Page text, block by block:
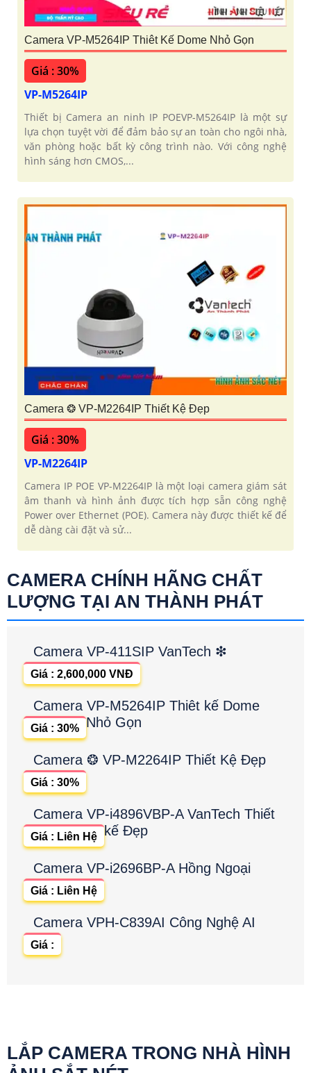
Camera VP-M5264IP Thiêt Kế Dome Nhỏ Gọn
Giá : 30%
VP-M5264IP
Thiết bị Camera an ninh IP POEVP-M5264IP là một sự
lựa chọn tuyệt vời để đảm bảo sự an toàn cho ngôi nhà,
văn phòng hoặc bất kỳ công trình nào. Với công nghệ
hình sáng hơn CMOS,...
Camera ❂ VP-M2264IP Thiết Kệ Đẹp
Giá : 30%
VP-M2264IP
Camera IP POE VP-M2264IP là một loại camera giám sát
âm thanh và hình ảnh được tích hợp sẵn công nghệ
Power over Ethernet (POE). Camera này được thiết kế để
dễ dàng cài đặt và sử...
CAMERA CHÍNH HÃNG CHẤT
LƯỢNG TẠI AN THÀNH PHÁT
Camera VP-411SIP VanTech ❇
Giá : 2,600,000 VNĐ
Camera VP-M5264IP Thiêt kế Dome
Nhỏ Gọn
Giá : 30%
Camera ❂ VP-M2264IP Thiết Kệ Đẹp
Giá : 30%
Camera VP-i4896VBP-A VanTech Thiết
kế Đẹp
Giá : Liên Hệ
Camera VP-i2696BP-A Hồng Ngoại
Giá : Liên Hệ
Camera VPH-C839AI Công Nghệ AI
Giá :
LẮP CAMERA TRONG NHÀ HÌNH